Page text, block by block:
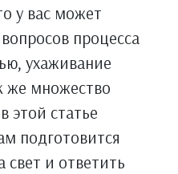
у вас может
процесса
ухаживание
же множество
этой статье
подготовится
и ответить